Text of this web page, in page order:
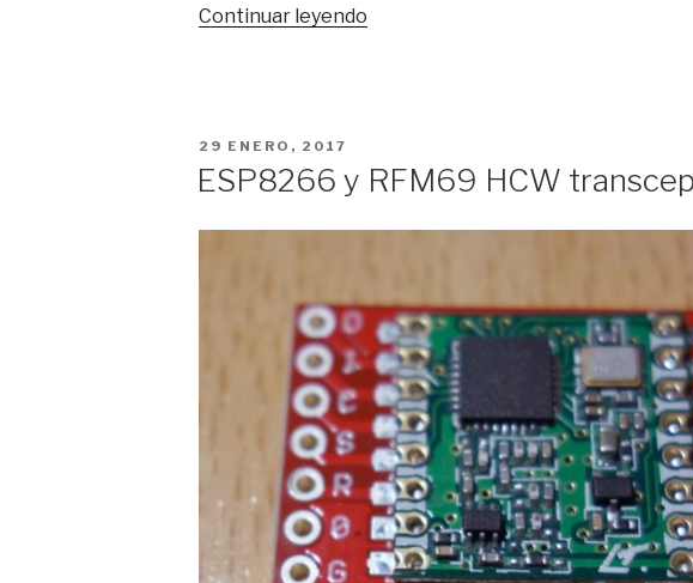
Continuar leyendo
ESP8266»
PUBLICADO
29 ENERO, 2017
ESP8266 y RFM69 HCW